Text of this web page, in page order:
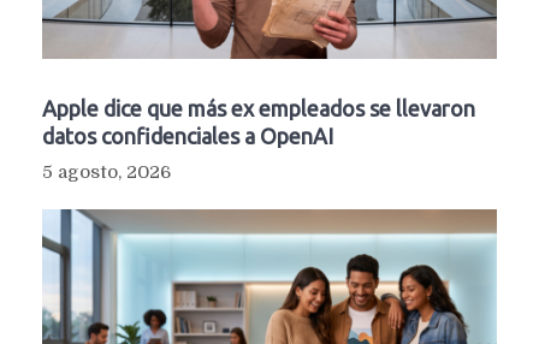
Apple dice que más ex empleados se llevaron
datos confidenciales a OpenAI
5 agosto, 2026